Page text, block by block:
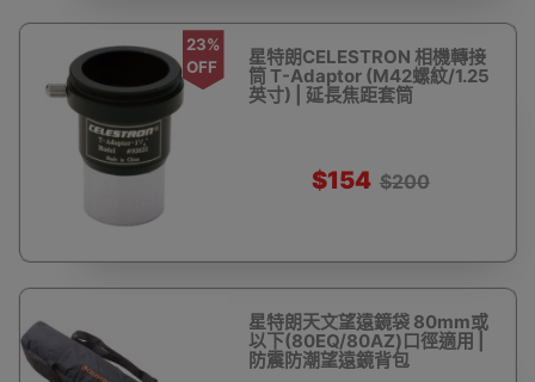
23%
OFF
星特朗CELESTRON 相機轉接
筒 T-Adaptor (M42螺紋/1.25
英寸) | 延長焦距套筒
$154 $200
星特朗天文望遠鏡袋 80mm或
以下(80EQ/80AZ)口徑適用 |
防震防潮望遠鏡背包